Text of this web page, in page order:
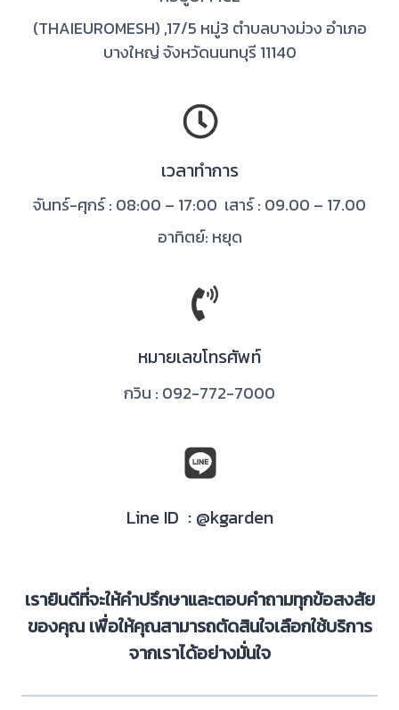
(THAIEUROMESH) ,17/5 หมู่3 ตำบลบางม่วง อำเภอ
บางใหญ่ จังหวัดนนทบุรี 11140
เวลาทำการ
จันทร์-ศุกร์ : 08:00 – 17:00 เสาร์ : 09.00 – 17.00
อาทิตย์: หยุด
หมายเลขโทรศัพท์
กวิน : 092-772-7000
Line ID : @kgarden
เรายินดีที่จะให้คำปรึกษาและตอบคำถามทุกข้อสงสัย
ของคุณ เพื่อให้คุณสามารถตัดสินใจเลือกใช้บริการ
จากเราได้อย่างมั่นใจ